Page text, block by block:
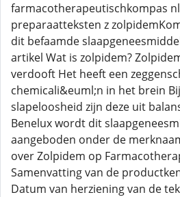
farmacotherapeutischkompas
preparaatteksten z
dit befaamde
artikel Wat is zolpidem?
verdooft Het heeft een
chemicali&euml;n in het brein
slapeloosheid zijn deze uit
Benelux wordt dit
aangeboden onder de
over Zolpidem op
Samenvatting van de
Datum van herziening van de